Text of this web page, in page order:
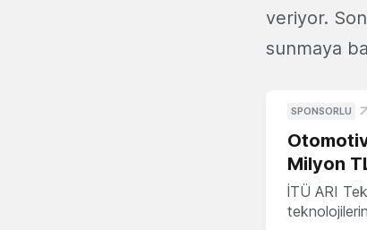
veriyor.
sunmaya
SPONSORLU
Milyon
İTÜ ARI